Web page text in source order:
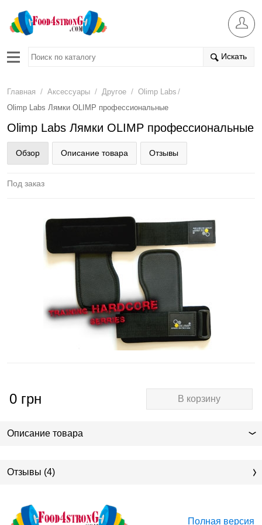
Искать
Главная / Аксессуары / Другое / Olimp Labs /
Olimp Labs Лямки OLIMP профеcсиональные
Olimp Labs Лямки OLIMP профеcсиональные
Обзор Описание товара Отзывы
Под заказ
0 грн В корзину
Описание товара
Отзывы (4)
Полная версия